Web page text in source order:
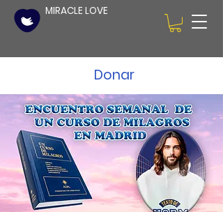
MIRACLE LOVE
Donar